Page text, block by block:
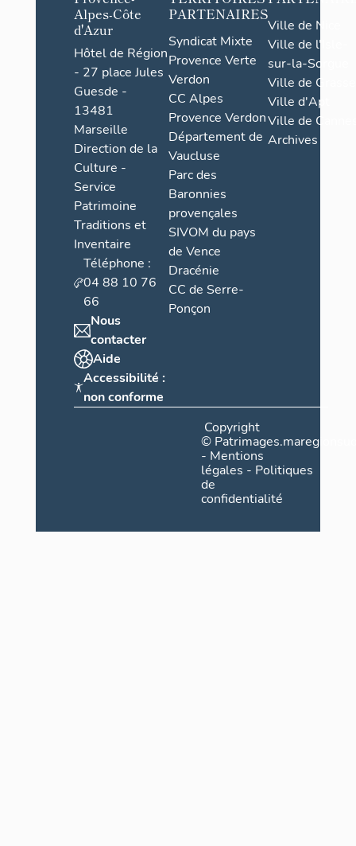
Alpes-Côte
d'Azur
Hôtel de Région
- 27 place Jules
Guesde -
13481
Marseille
Direction de la
Culture -
Service
Patrimoine
Traditions et
Inventaire
Téléphone :
04 88 10 76
66
Nous
contacter
Aide
Accessibilité :
non conforme
PARTENAIRES
Syndicat Mixte
Provence Verte
Verdon
CC Alpes
Provence Verdon
Département de
Vaucluse
Parc des
Baronnies
provençales
SIVOM du pays
de Vence
Dracénie
CC de Serre-
Ponçon
Ville de Nice
Ville de l'Isle-
sur-la-Sorgue
Ville de Grasse
Ville d'Apt
Ville de
Archives
Copyright
©
- Mentions
légales - Politiques
de
confidentialité